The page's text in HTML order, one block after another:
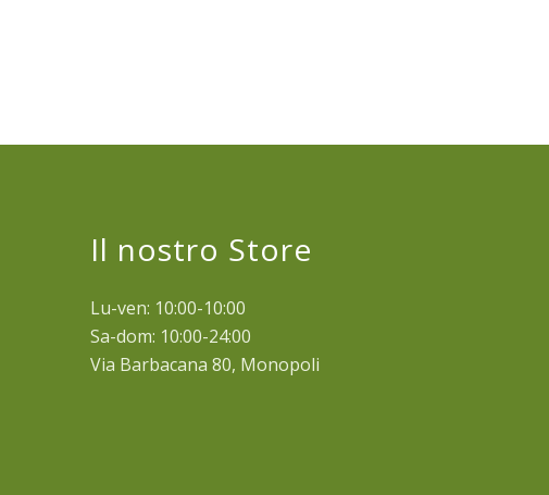
Il nostro Store
Lu-ven: 10:00-10:00
Sa-dom: 10:00-24:00
Via Barbacana 80, Monopoli